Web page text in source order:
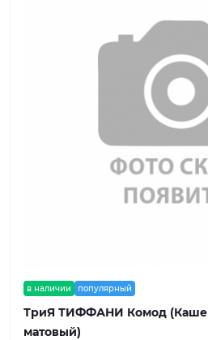
в наличии популярный
ТриЯ ТИФФАНИ Комод
матовый)